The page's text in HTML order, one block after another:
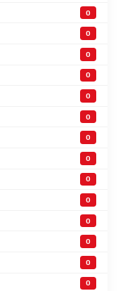
0
0
0
0
0
0
0
0
0
0
0
0
0
0